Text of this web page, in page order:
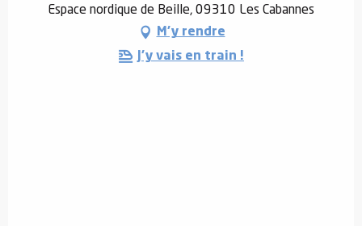
Espace nordique de Beille, 09310 Les Cabannes
M'y rendre
J'y vais en train !